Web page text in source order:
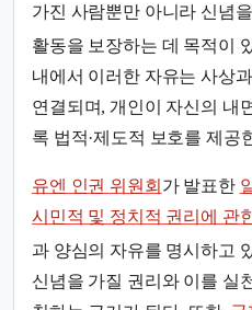
가진 사람뿐만 아니라 신념
활동을 보장하는 데 목적이
내에서 이러한 자유는 사상
연결되며, 개인이 자신의 내
록 법적·제도적 보호를 제공
유엔 인권 위원회 가 발표한
시민적 및 정치적 권리에 관
과 양심의 자유를 명시하고
신념을 가질 권리와 이를 실